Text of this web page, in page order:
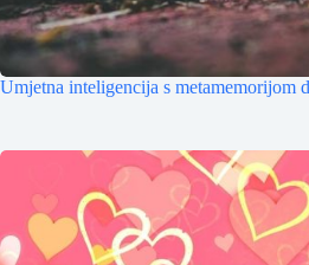
Umjetna inteligencija s metamemorijom